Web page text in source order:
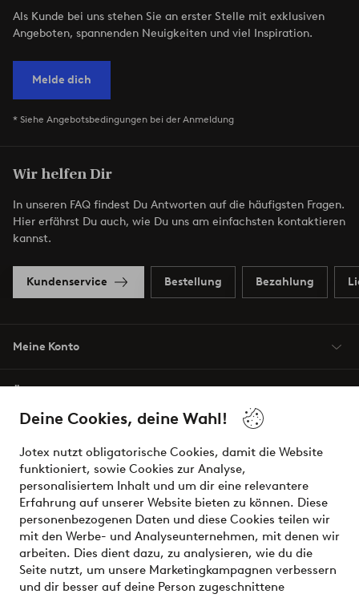
Deine Cookies, deine Wahl!
Jotex nutzt obligatorische Cookies, damit die Website
funktioniert, sowie Cookies zur Analyse,
personalisiertem Inhalt und um dir eine relevantere
Erfahrung auf unserer Website bieten zu können. Diese
personenbezogenen Daten und diese Cookies teilen wir
mit den Werbe- und Analyseunternehmen, mit denen wir
arbeiten. Dies dient dazu, zu analysieren, wie du die
Seite nutzt, um unsere Marketingkampagnen verbessern
und dir besser auf deine Person zugeschnittene
Als Kunde bei uns stehen Sie an erster Stelle mit exklusiven
Angeboten, spannenden Neuigkeiten und viel Inspiration.
Melde dich
* Siehe Angebotsbedingungen bei der Anmeldung
Wir helfen Dir
In unseren FAQ findest Du Antworten auf die häufigsten Fragen.
Hier erfährst Du auch, wie Du uns am einfachsten kontaktieren
kannst.
Kundenservice Bestellung Bezahlung
Meine Konto
Bedingungen
Sichere Zahlungen - Jetzt bezahlen oder aufteilen
Möchtest du mehr über unsere
Zahlungsmöglichkeitenerfahren?